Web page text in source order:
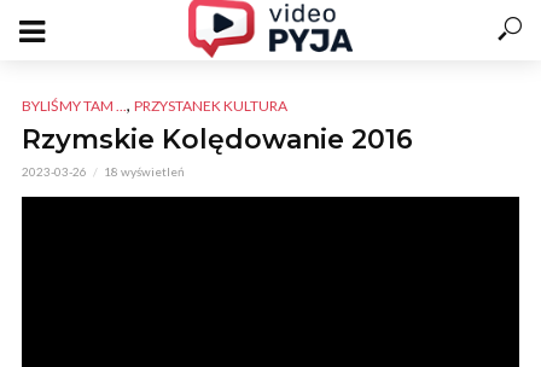
BYLIŚMY TAM ..., PRZYSTANEK KULTURA
Rzymskie Kolędowanie 2016
2023-03-26 18 wyświetleń